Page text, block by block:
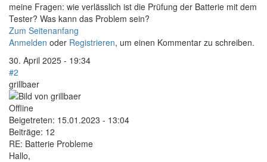
meine Fragen: wie verlässlich ist die Prüfung der Batterie mit dem
Tester? Was kann das Problem sein?
Zum Seitenanfang
Anmelden oder Registrieren, um einen Kommentar zu schreiben.
30. April 2025 - 19:34
#2
grillbaer
Offline
Beigetreten: 15.01.2023 - 13:04
Beiträge: 12
RE: Batterie Probleme
Hallo,